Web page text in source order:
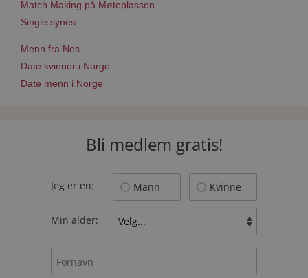
Match Making på Møteplassen
Single synes
Menn fra Nes
Date kvinner i Norge
Date menn i Norge
Bli medlem gratis!
Jeg er en: Mann Kvinne
Min alder: